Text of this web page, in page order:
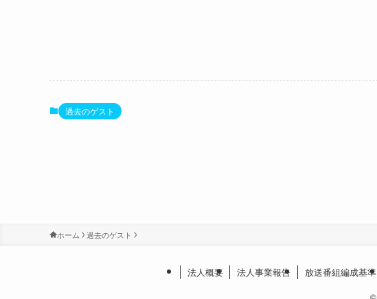
過去のゲスト
ホーム 過去のゲスト
法人概要 法人事業報告 放送番組編成基準
©